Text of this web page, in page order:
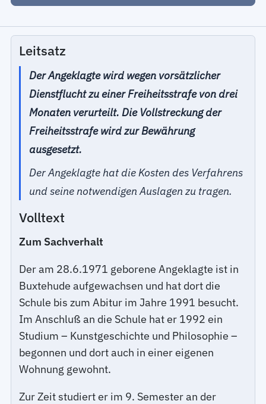
Leitsatz
Der Angeklagte wird wegen vorsätzlicher
Dienstflucht zu einer Freiheitsstrafe von drei
Monaten verurteilt. Die Vollstreckung der
Freiheitsstrafe wird zur Bewährung
ausgesetzt.
Der Angeklagte hat die Kosten des Verfahrens
und seine notwendigen Auslagen zu tragen.
Volltext
Zum Sachverhalt
Der am 28.6.1971 geborene Angeklagte ist in
Buxtehude aufgewachsen und hat dort die
Schule bis zum Abitur im Jahre 1991 besucht.
Im Anschluß an die Schule hat er 1992 ein
Studium – Kunstgeschichte und Philosophie –
begonnen und dort auch in einer eigenen
Wohnung gewohnt.
Zur Zeit studiert er im 9. Semester an der